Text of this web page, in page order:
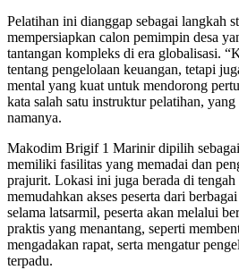
Pelatihan ini dianggap sebagai langkah
mempersiapkan calon pemimpin desa
tantangan kompleks di era globalisasi.
tentang pengelolaan keuangan, tetapi
mental yang kuat untuk mendorong
kata salah satu instruktur pelatihan,
namanya.
Makodim Brigif 1 Marinir dipilih sebagai
memiliki fasilitas yang memadai dan
prajurit. Lokasi ini juga berada di tengah
memudahkan akses peserta dari
selama latsarmil, peserta akan melalui
praktis yang menantang, seperti
mengadakan rapat, serta mengatur
terpadu.